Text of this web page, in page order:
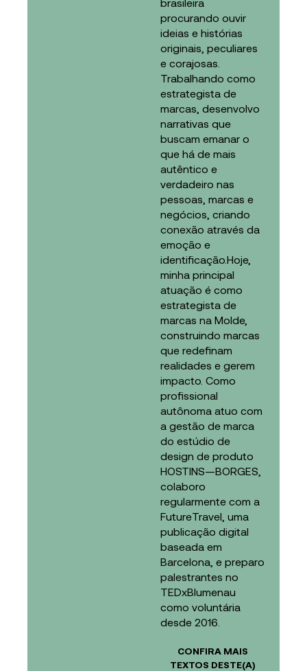
procurando ouvir
ideias e histórias
originais, peculiares
e corajosas.
Trabalhando como
estrategista de
marcas, desenvolvo
narrativas que
buscam emanar o
que há de mais
autêntico e
verdadeiro nas
pessoas, marcas e
negócios, criando
conexão através da
emoção e
identificação.Hoje,
minha principal
atuação é como
estrategista de
marcas na Molde,
construindo marcas
que redefinam
realidades e gerem
impacto. Como
profissional
autônoma atuo com
a gestão de marca
do estúdio de
design de produto
HOSTINS—BORGES,
colaboro
regularmente com a
FutureTravel, uma
publicação digital
baseada em
Barcelona, e preparo
palestrantes no
TEDxBlumenau
como voluntária
desde 2016.
CONFIRA MAIS
TEXTOS DESTE(A)